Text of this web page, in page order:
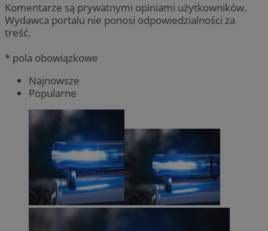
Komentarze są prywatnymi opiniami użytkowników.
Wydawca portalu nie ponosi odpowiedzialności za
treść.
* pola obowiązkowe
Najnowsze
Popularne